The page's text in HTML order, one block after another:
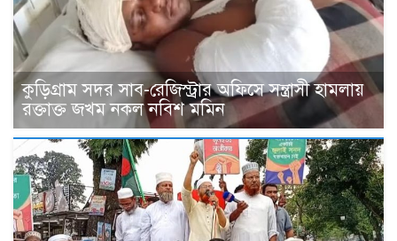
কুড়িগ্রাম সদর সাব-রেজিস্ট্রার অফিসে সন্ত্রাসী হামলায়
রক্তাক্ত জখম নকল নবিশ মমিন